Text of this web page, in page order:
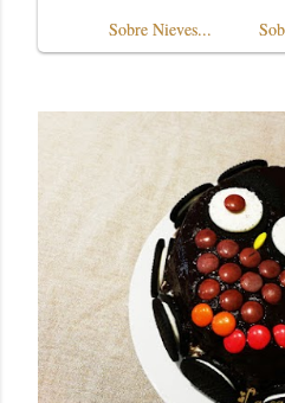
Sobre Nieves...